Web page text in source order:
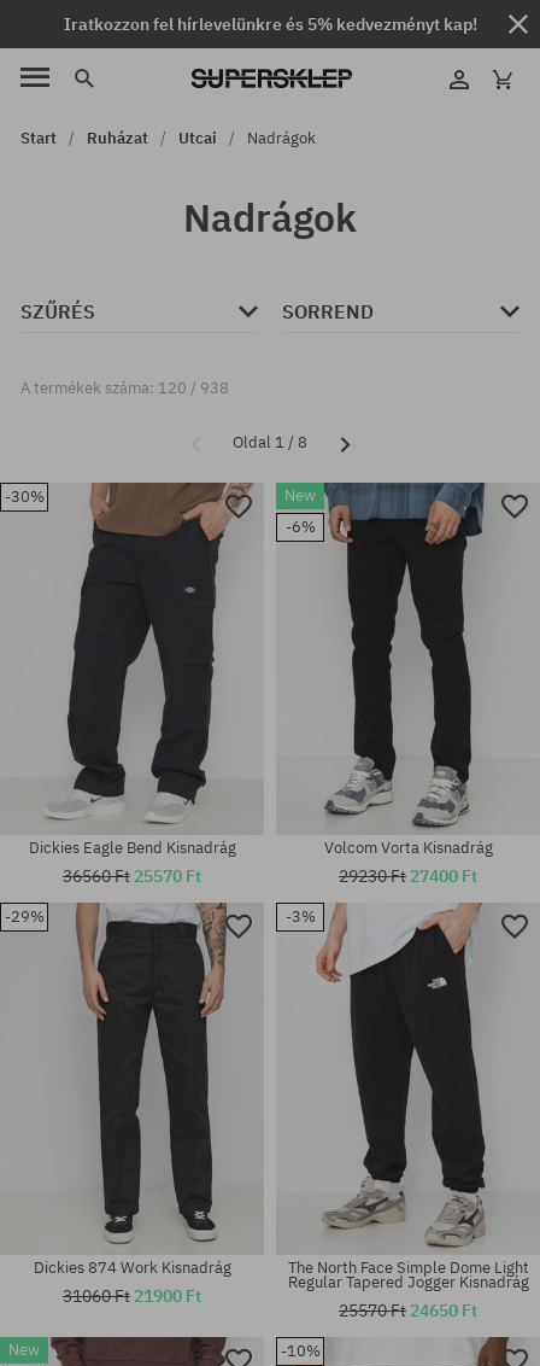
Iratkozzon fel hírlevelünkre és 5% kedvezményt kap!
Start Ruházat Utcai Nadrágok
Nadrágok
SZŰRÉS SORREND
A termékek száma: 120 / 938
Oldal 1 / 8
-30%
Dickies Eagle Bend Kisnadrág
36560 Ft 25570 Ft
New
-6%
30X32; 31X32; 32X32; 32X34;
Volcom Vorta Kisnadrág
29230 Ft 27400 Ft
-29%
Dickies 874 Work Kisnadrág
31060 Ft 21900 Ft
-3%
The North Face Simple Dome Light
Regular Tapered Jogger Kisnadrág
25570 Ft 24650 Ft
New
-10%